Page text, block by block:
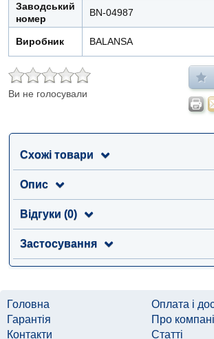
Заводський
номер
BN-04987
Виробник BALANSA
Ви не голосували
Схожі товари
Опис
Відгуки (0)
Застосування
Головна
Оплата і
Гарантія
Про
Контакти
Статті